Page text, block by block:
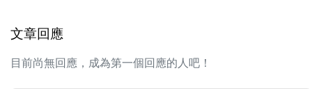
文章回應
目前尚無回應，成為第一個回應的人吧！